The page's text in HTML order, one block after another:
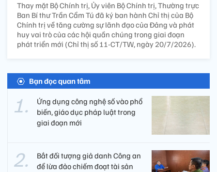
Thay mặt Bộ Chính trị, Ủy viên Bộ Chính trị, Thường trực
Ban Bí thư Trần Cẩm Tú đã ký ban hành Chỉ thị của Bộ
Chính trị về tăng cường sự lãnh đạo của Đảng và phát
huy vai trò của các hội quần chúng trong giai đoạn
phát triển mới (Chỉ thị số 11-CT/TW, ngày 20/7/2026).
Bạn đọc quan tâm
Ứng dụng công nghệ số vào phổ
biến, giáo dục pháp luật trong
giai đoạn mới
Bắt đối tượng giả danh Công an
để lừa đảo chiếm đoạt tài sản